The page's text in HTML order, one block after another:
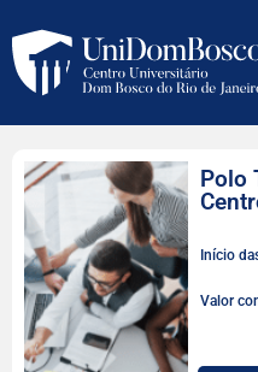
Polo
Início
Valor